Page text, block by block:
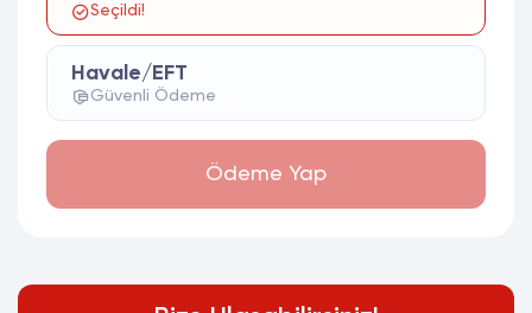
Seçildi!
Havale/EFT
Güvenli Ödeme
Ödeme Yap